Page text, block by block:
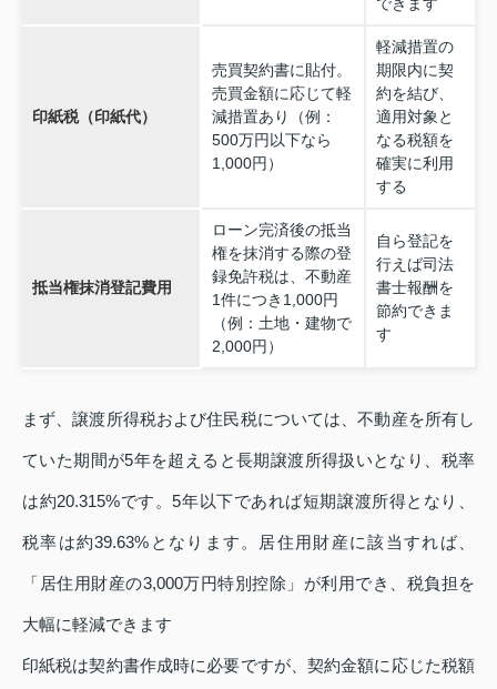
印紙税（印紙代）
売買契約書に貼付。
売買金額に応じて軽
減措置あり（例：
500万円以下なら
1,000円）
軽減措置の
期限内に契
約を結び、
適用対象と
なる税額を
確実に利用
する
抵当権抹消登記費用
ローン完済後の抵当
権を抹消する際の登
録免許税は、不動産
1件につき1,000円
（例：土地・建物で
2,000円）
自ら登記を
行えば司法
書士報酬を
節約できま
す
まず、譲渡所得税および住民税については、不動産を所有し
ていた期間が5年を超えると長期譲渡所得扱いとなり、税率
は約20.315%です。5年以下であれば短期譲渡所得となり、
税率は約39.63%となります。居住用財産に該当すれば、
「居住用財産の3,000万円特別控除」が利用でき、税負担を
大幅に軽減できます
印紙税は契約書作成時に必要ですが、契約金額に応じた税額